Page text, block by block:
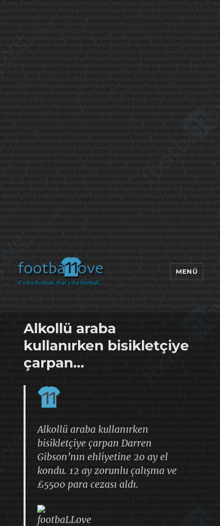
footbaLLove
MENÜ
Alkollü araba
kullanırken bisikletçiye
çarpan…
Alkollü araba kullanırken
bisikletçiye çarpan Darren
Gibson’nın ehliyetine 20 ay el
kondu. 12 ay zorunlu çalışma ve
£5500 para cezası aldı.
footbaLLove